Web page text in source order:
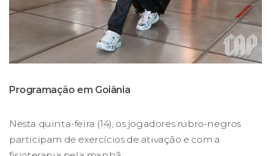
Programação em Goiânia
Nesta quinta-feira (14), os jogadores rubro-negros
participam de exercícios de ativação e com a